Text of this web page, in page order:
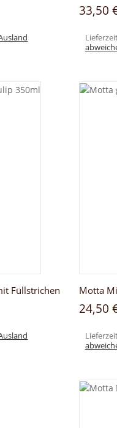
33,50
Füllstrichen Motta
24,50